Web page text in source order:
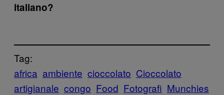
italiano?
Tag:
africa ambiente cioccolato Cioccolato
artigianale congo Food Fotografi Munchies